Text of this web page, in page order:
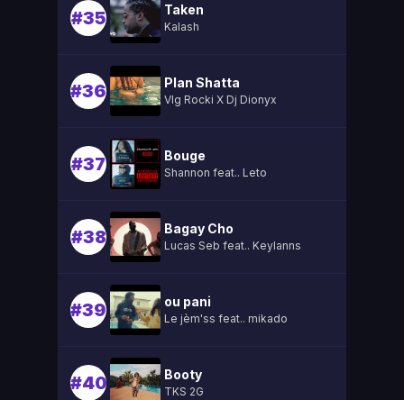
#35 Taken
Kalash
#36 Plan Shatta
Vlg Rocki X Dj Dionyx
#37 Bouge
Shannon feat.. Leto
#38 Bagay Cho
Lucas Seb feat.. Keylanns
#39 ou pani
Le jèm'ss feat.. mikado
#40 Booty
TKS 2G